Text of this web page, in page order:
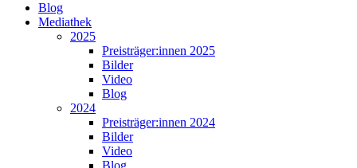
Blog
Mediathek
2025
Preisträger:innen 2025
Bilder
Video
Blog
2024
Preisträger:innen 2024
Bilder
Video
Blog